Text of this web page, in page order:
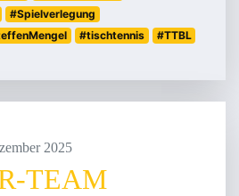
#Spielverlegung
#tischtennis
#TTBL
2025
TEAM